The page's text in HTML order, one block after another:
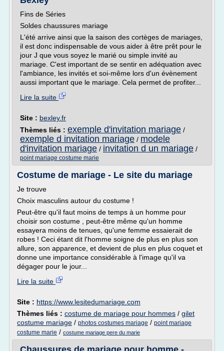
Fins de Séries
Soldes chaussures mariage
L'été arrive ainsi que la saison des cortèges de mariages,
il est donc indispensable de vous aider à être prêt pour le
jour J que vous soyez le marié ou simple invité au
mariage. C'est important de se sentir en adéquation avec
l'ambiance, les invités et soi-même lors d'un évènement
aussi important que le mariage. Cela permet de profiter...
Lire la suite
Site : bexley.fr
Thèmes liés : exemple d'invitation mariage /
exemple d invitation mariage / modele
d'invitation mariage / invitation d un mariage /
point mariage costume marie
Costume de mariage - Le site du mariage
Je trouve
Choix masculins autour du costume !
Peut-être qu'il faut moins de temps à un homme pour
choisir son costume , peut-être même qu'un homme
essayera moins de tenues, qu'une femme essaierait de
robes ! Ceci étant dit l'homme soigne de plus en plus son
allure, son apparence, et devient de plus en plus coquet et
donne une importance considérable à l'image qu'il va
dégager pour le jour...
Lire la suite
Site : https://www.lesitedumariage.com
Thèmes liés : costume de mariage pour hommes / gilet
costume mariage / photos costumes mariage / point mariage
costume marie / costume mariage pere du marie